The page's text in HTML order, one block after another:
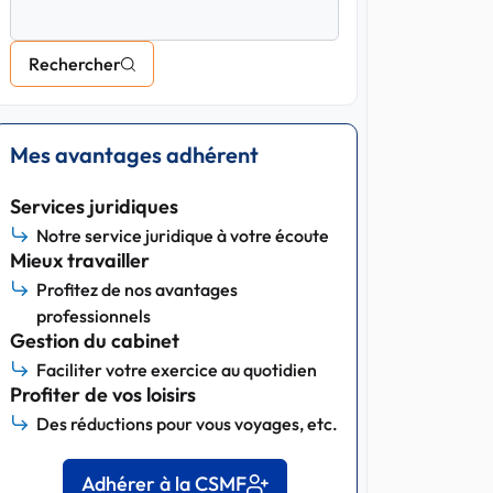
Rechercher
Mes avantages adhérent
Services juridiques
Notre service juridique à votre écoute
Mieux travailler
Profitez de nos avantages
professionnels
Gestion du cabinet
Faciliter votre exercice au quotidien
Profiter de vos loisirs
Des réductions pour vous voyages, etc.
Adhérer à la CSMF